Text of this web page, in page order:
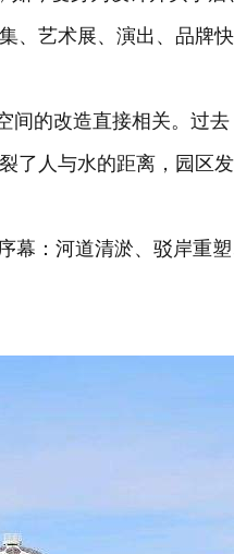
、艺术展、演出、品牌快
间的改造直接相关。过
了人与水的距离，园区
幕：河道清淤、驳岸重